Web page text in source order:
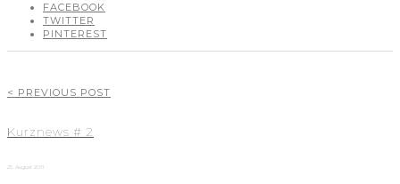
FACEBOOK
TWITTER
PINTEREST
< PREVIOUS POST
Kurznews # 2
25. August 2011